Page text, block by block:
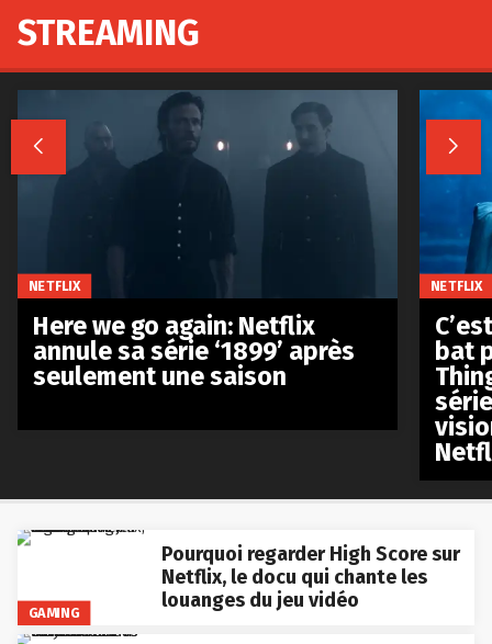
GAMING
Pourquoi regarder High Score sur
Netflix, le docu qui chante les
louanges du jeu vidéo
STREAMING
 
NETFLIX
Here we go again: Netflix
annule sa série ‘1899’ après
seulement une saison
NETFLIX
bat